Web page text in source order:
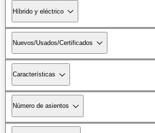
Híbrido y eléctrico
Nuevos/Usados/Certificados
Características
Número de asientos